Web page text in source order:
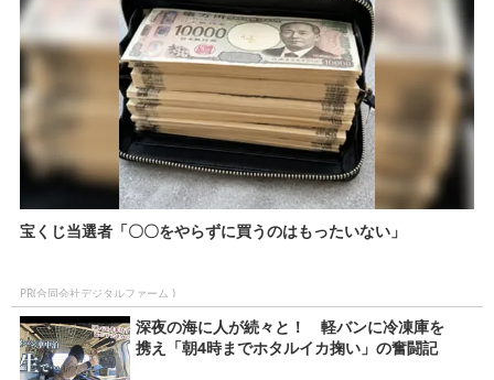
宝くじ当選者「〇〇をやらずに買うのはもったいない」
PR(合同会社デジタルファーム )
深夜の海に人が続々と！ 軽バンに冷凍庫を
携え「朝4時までホタルイカ掬い」の奮闘記